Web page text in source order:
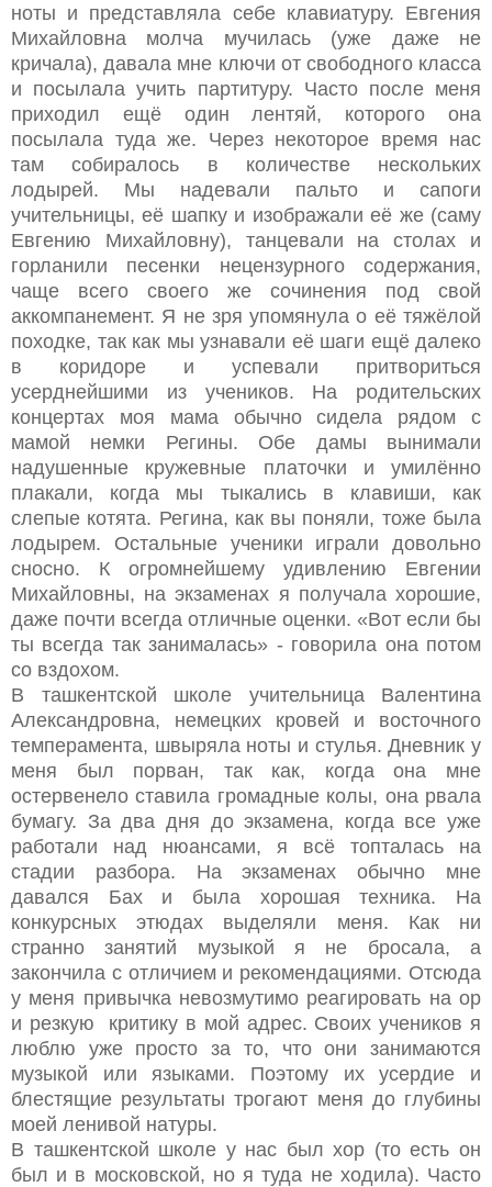
ноты и представляла себе клавиатуру. Евгения
Михайловна молча мучилась (уже даже не
кричала), давала мне ключи от свободного класса
и посылала учить партитуру. Часто после меня
приходил ещё один лентяй, которого она
посылала туда же. Через некоторое время нас
там собиралось в количестве нескольких
лодырей. Мы надевали пальто и сапоги
учительницы, её шапку и изображали её же (саму
Евгению Михайловну), танцевали на столах и
горланили песенки нецензурного содержания,
чаще всего своего же сочинения под свой
аккомпанемент. Я не зря упомянула о её тяжёлой
походке, так как мы узнавали её шаги ещё далеко
в коридоре и успевали притвориться
усерднейшими из учеников. На родительских
концертах моя мама обычно сидела рядом с
мамой немки Регины. Обе дамы вынимали
надушенные кружевные платочки и умилённо
плакали, когда мы тыкались в клавиши, как
слепые котята. Регина, как вы поняли, тоже была
лодырем. Остальные ученики играли довольно
сносно. К огромнейшему удивлению Евгении
Михайловны, на экзаменах я получала хорошие,
даже почти всегда отличные оценки. «Вот если бы
ты всегда так занималась» - говорила она потом
со вздохом.
В ташкентской школе учительница Валентина
Александровна, немецких кровей и восточного
темперамента, швыряла ноты и стулья. Дневник у
меня был порван, так как, когда она мне
остервенело ставила громадные колы, она рвала
бумагу. За два дня до экзамена, когда все уже
работали над нюансами, я всё топталась на
стадии разбора. На экзаменах обычно мне
давался Бах и была хорошая техника. На
конкурсных этюдах выделяли меня. Как ни
странно занятий музыкой я не бросала, а
закончила с отличием и рекомендациями. Отсюда
у меня привычка невозмутимо реагировать на ор
и резкую критику в мой адрес. Своих учеников я
люблю уже просто за то, что они занимаются
музыкой или языками. Поэтому их усердие и
блестящие результаты трогают меня до глубины
моей ленивой натуры.
В ташкентской школе у нас был хор (то есть он
был и в московской, но я туда не ходила). Часто